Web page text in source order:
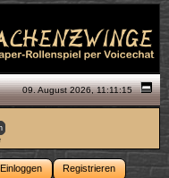
09. August 2026, 11:11:15
Einloggen Registrieren